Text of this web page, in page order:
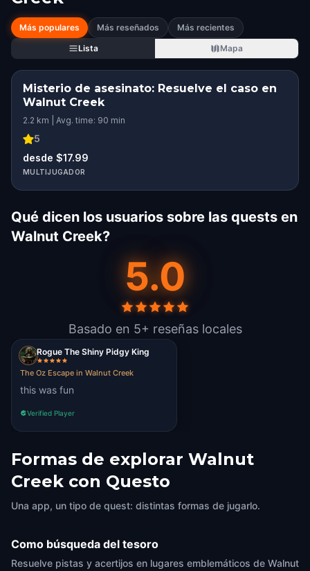
Más populares Más reseñados
Más recientes
Lista
Mapa
Misterio de asesinato: Resuelve el caso en
Walnut Creek
2.2 km | Avg. time: 90 min
5
desde $17.99
MULTIJUGADOR
Qué dicen los usuarios sobre las quests en
Walnut Creek?
5.0
Basado en 5+ reseñas locales
Rogue The Shiny Pidgy King
The Oz Escape in Walnut Creek
this was fun
Verified Player
Formas de explorar Walnut
Creek con Questo
Una app, un tipo de quest: distintas formas de jugarlo.
Como búsqueda del tesoro
Resuelve pistas y acertijos en lugares emblemáticos de Walnut